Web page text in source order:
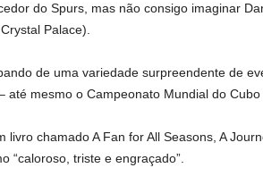
do Spurs, mas não consigo imaginar
Palace).
de uma variedade surpreendente de
até mesmo o Campeonato Mundial do Cubo
livro chamado A Fan for All Seasons, A
“caloroso, triste e engraçado”.